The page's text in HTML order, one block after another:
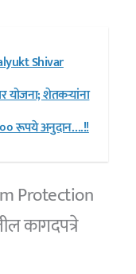
Shivar
योजना; शेतकऱ्यांना
रूपये अनुदान….!!
Protection
कागदपत्रे